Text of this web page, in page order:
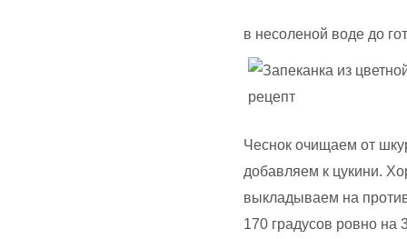
в несоленой воде до
Чеснок очищаем от
добавляем к цукини.
выкладываем на
170 градусов ровно на